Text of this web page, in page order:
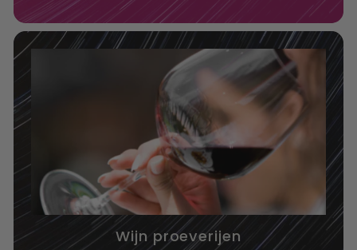
Wijn proeverijen